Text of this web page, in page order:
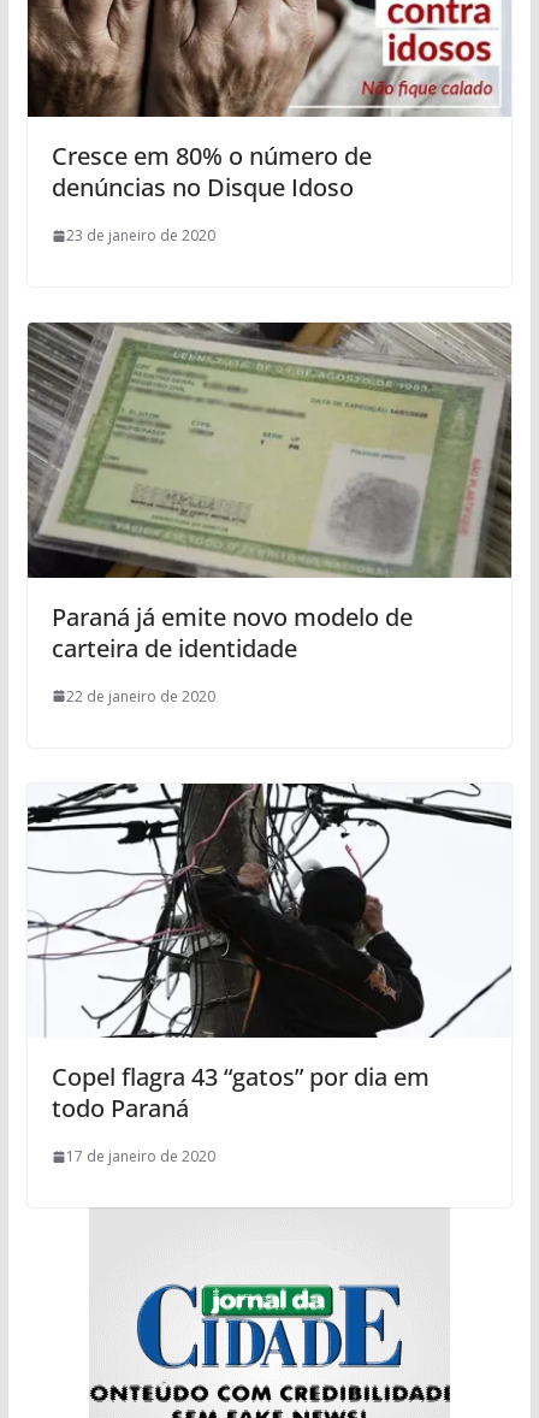
Cresce em 80% o número de
denúncias no Disque Idoso
23 de janeiro de 2020
Paraná já emite novo modelo de
carteira de identidade
22 de janeiro de 2020
Copel flagra 43 “gatos” por dia em
todo Paraná
17 de janeiro de 2020